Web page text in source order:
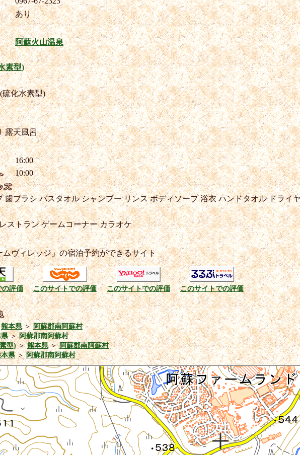
あり
阿蘇火山温泉
素型)
硫化水素型)
露天風呂
16:00
10:00
歯ブラシバスタオルシャンプーリンスボディソープ浴衣ハンドタオルドライ
ストランゲームコーナーカラオケ
ムヴィレッジ」の宿泊予約ができるサイト
の評価 このサイトでの評価 このサイトでの評価 このサイトでの評価
熊本県＞阿蘇郡南阿蘇村
＞阿蘇郡南阿蘇村
型)＞熊本県＞阿蘇郡南阿蘇村
県＞阿蘇郡南阿蘇村